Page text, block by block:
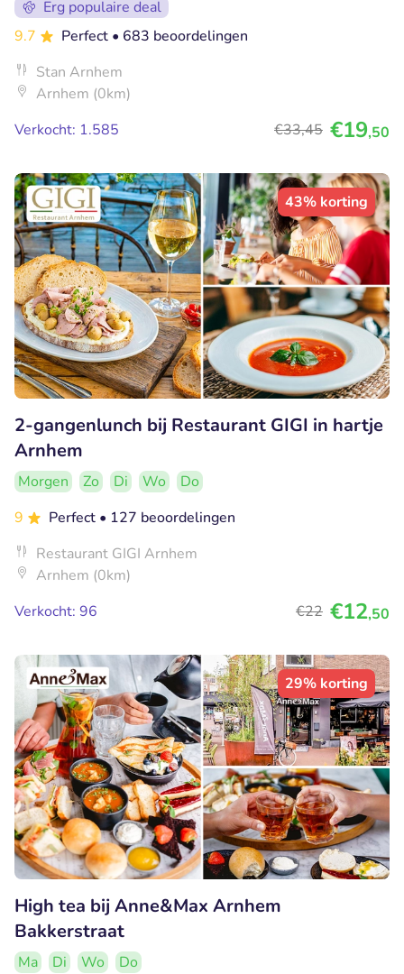
Erg populaire deal
9.7
Perfect • 683 beoordelingen
Stan Arnhem
Arnhem (0km)
Verkocht: 1.585
€33,45 €19,50
43% korting
2-gangenlunch bij Restaurant GIGI in hartje
Arnhem
Morgen Zo Di Wo
Do
9
Perfect • 127 beoordelingen
Restaurant GIGI Arnhem
Arnhem (0km)
Verkocht: 96
€22 €12,50
29% korting
High tea bij Anne&Max Arnhem
Bakkerstraat
Ma Di Wo
Do